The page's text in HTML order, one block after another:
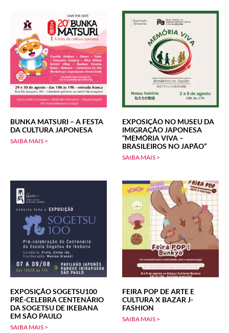
BUNKA MATSURI – A FESTA
DA CULTURA JAPONESA
SAIBA MAIS >
EXPOSIÇÃO NO MUSEU DA
IMIGRAÇÃO JAPONESA
“MEMÓRIA VIVA –
BRASILEIROS NO JAPÃO”
SAIBA MAIS >
EXPOSIÇÃO SOGETSU100
PRÉ-CELEBRA CENTENÁRIO
DA SOGETSU DE IKEBANA
EM SÃO PAULO
SAIBA MAIS >
FEIRA POP DE ARTE E
CULTURA X BAZAR J-
FASHION
SAIBA MAIS >